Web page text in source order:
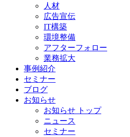
人材
広告宣伝
IT構築
環境整備
アフターフォロー
業務拡大
事例紹介
セミナー
ブログ
お知らせ
お知らせ トップ
ニュース
セミナー